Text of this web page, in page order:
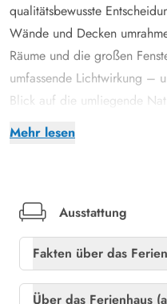
Mehr lesen
qualitätsbewusste
Wände und Decken
Räume und die großen
umfassende Lichtwirkung –
Blick auf die umliegende
Eines der Badezimmer
angenehme
Wärmepumpe.
Es gibt 3 deutsche Kanäle in
Großartige Lage: nur 200
Ausstattung
Fakten über das
Freies Glasfasernetz
Über das Ferienhaus